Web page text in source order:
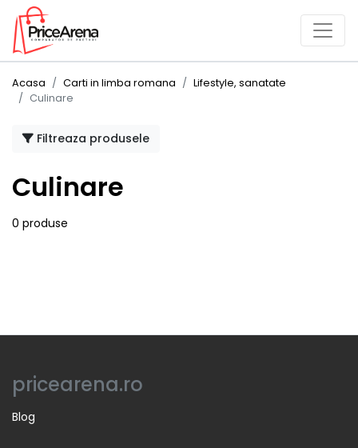
Acasa Carti in limba romana
Lifestyle, sanatate
Culinare
Filtreaza produsele
Culinare
0 produse
pricearena.ro
Blog